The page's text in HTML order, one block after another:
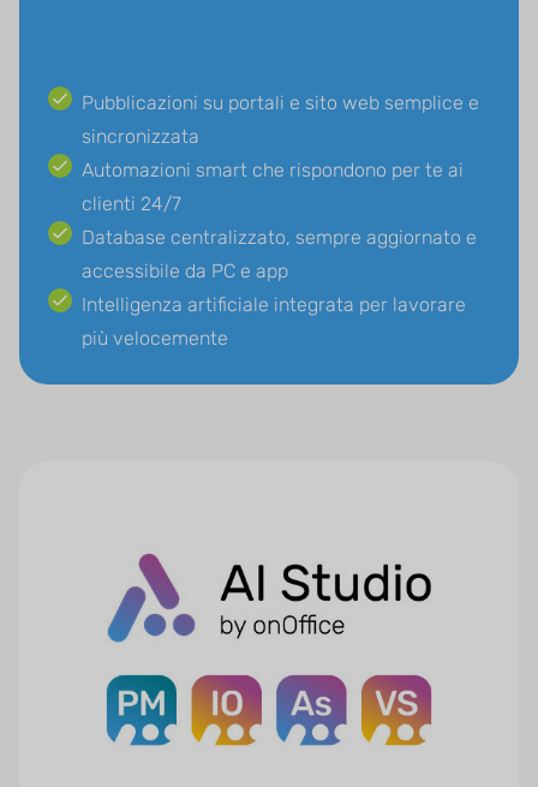
Pubblicazioni su portali e sito web semplice e
sincronizzata
Automazioni smart che rispondono per te ai
clienti 24/7
Database centralizzato, sempre aggiornato e
accessibile da PC e app
Intelligenza artificiale integrata per lavorare
più velocemente